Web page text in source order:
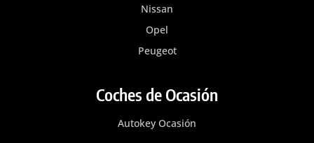
Nissan
Opel
Peugeot
Coches de Ocasión
Autokey Ocasión